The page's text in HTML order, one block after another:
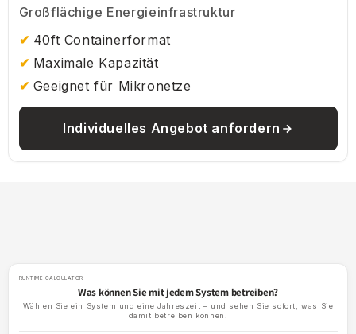
Großflächige Energieinfrastruktur
40ft Containerformat
Maximale Kapazität
Geeignet für Mikronetze
Individuelles Angebot anfordern
RUNTIME CALCULATOR
Was können Sie mit jedem System betreiben?
Wählen Sie ein System und eine Jahreszeit – und sehen Sie sofort, was Sie
damit betreiben können.